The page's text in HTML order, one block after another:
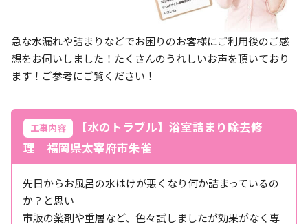
急な水漏れや詰まりなどでお困りのお客様にご利用後のご感
想をお伺いしました！たくさんのうれしいお声を頂いており
ます！ご参考にご覧ください！
工事内容
【水のトラブル】浴室詰まり除去修
理 福岡県太宰府市朱雀
先日からお風呂の水はけが悪くなり何か詰まっているの
か？と思い
市販の薬剤や重層など、色々試しましたが効果がなく専